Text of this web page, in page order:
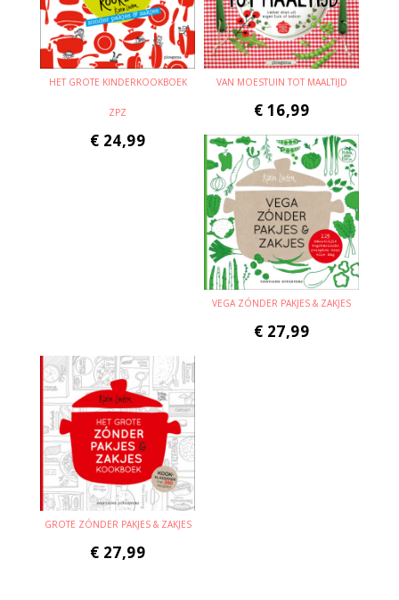
HET GROTE KINDERKOOKBOEK
ZPZ
€ 24,99
VAN MOESTUIN TOT MAALTIJD
€ 16,99
VEGA ZÓNDER PAKJES & ZAKJES
€ 27,99
GROTE ZÓNDER PAKJES & ZAKJES
€ 27,99